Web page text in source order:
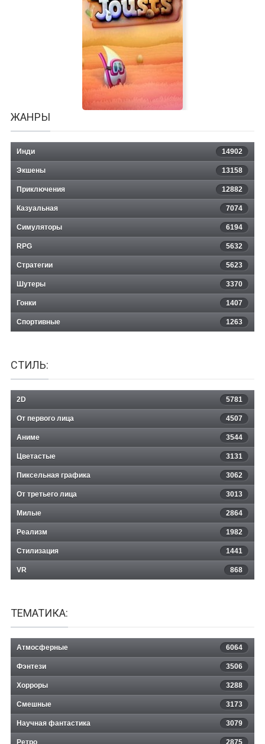
Tasty Shame in Silver Soul!
ЖАНРЫ
Инди 14902
Экшены 13158
Приключения 12882
Казуальная 7074
Симуляторы 6194
RPG 5632
Стратегии 5623
Шутеры 3370
Гонки 1407
Спортивные 1263
СТИЛЬ:
2D 5781
От первого лица 4507
Аниме 3544
Цветастые 3131
Пиксельная графика 3062
От третьего лица 3013
Милые 2864
Реализм 1982
Стилизация 1441
VR 868
ТЕМАТИКА:
Атмосферные 6064
Фэнтези 3506
Хорроры 3288
Смешные 3173
Научная фантастика 3079
Ретро 2875